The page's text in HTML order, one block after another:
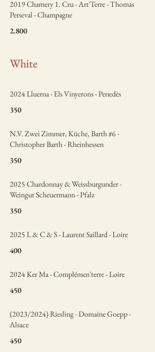
2019 Chamery 1. Cru - Art'Terre - Thomas
Perseval - Champagne
2.800
White
2024 Lluerna - Els Vinyerons - Penedès
350
N.V. Zwei Zimmer, Küche, Barth #6 -
Christopher Barth - Rheinhessen
350
2025 Chardonnay & Weissburgunder -
Weingut Scheuermann - Pfalz
350
2025 L & C & S - Laurent Saillard - Loire
400
2024 Ker Ma - Complémen'terre - Loire
450
(2023/2024) Riesling - Domaine Goepp -
Alsace
450